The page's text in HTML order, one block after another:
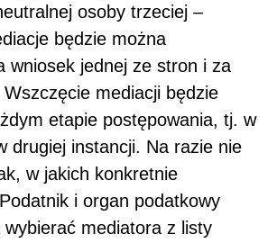
osoby trzeciej –
będzie można
wniosek jednej ze stron i za
mediacji będzie
etapie postępowania, tj. w
drugiej instancji. Na razie nie
w jakich konkretnie
i organ podatkowy
wybierać mediatora z listy